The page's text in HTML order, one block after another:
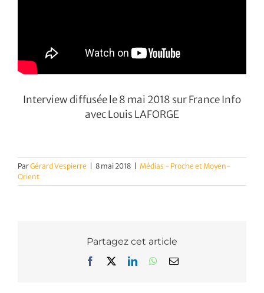
Interview diffusée le 8 mai 2018 sur France Info
avec Louis LAFORGE
ParGérard Vespierre 8 mai 2018
Médias - Proche et Moyen-
Orient
Partagez cet article
Facebook LinkedInWhatsApp
Email